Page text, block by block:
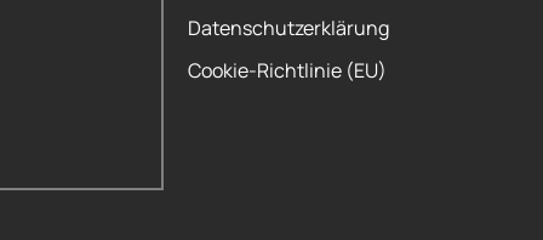
Datenschutzerklärung
Cookie-Richtlinie (EU)